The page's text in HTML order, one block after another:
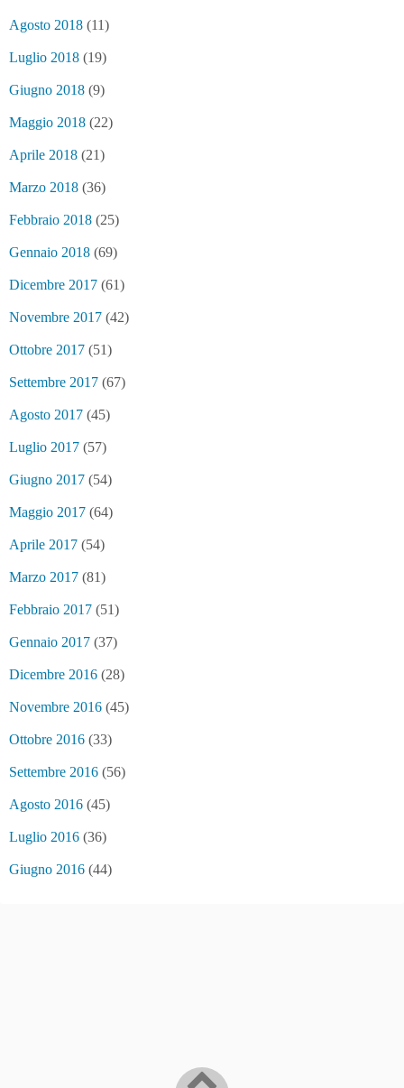
Agosto 2018 (11)
Luglio 2018 (19)
Giugno 2018 (9)
Maggio 2018 (22)
Aprile 2018 (21)
Marzo 2018 (36)
Febbraio 2018 (25)
Gennaio 2018 (69)
Dicembre 2017 (61)
Novembre 2017 (42)
Ottobre 2017 (51)
Settembre 2017 (67)
Agosto 2017 (45)
Luglio 2017 (57)
Giugno 2017 (54)
Maggio 2017 (64)
Aprile 2017 (54)
Marzo 2017 (81)
Febbraio 2017 (51)
Gennaio 2017 (37)
Dicembre 2016 (28)
Novembre 2016 (45)
Ottobre 2016 (33)
Settembre 2016 (56)
Agosto 2016 (45)
Luglio 2016 (36)
Giugno 2016 (44)